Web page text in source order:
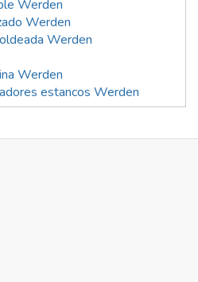
Werden
Werden
Werden
Werden
estancos Werden